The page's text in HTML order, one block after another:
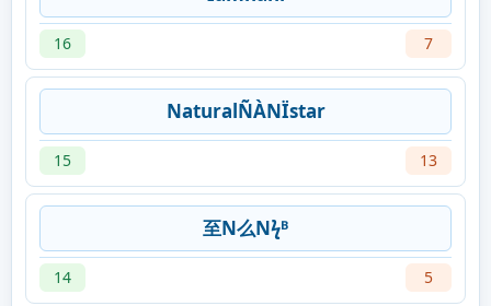
16 7
NaturalÑÀNÏstar
15 13
至N么Nϟᴮ
14 5